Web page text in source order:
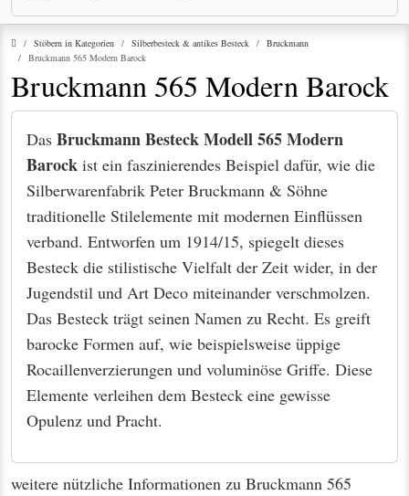
StartseiteStöbern in Kategorien Silberbesteck & antikes Besteck
Bruckmann
Bruckmann 565 Modern Barock
Bruckmann 565 Modern Barock
Das Bruckmann Besteck Modell 565 Modern
Barock ist ein faszinierendes Beispiel dafür, wie die
Silberwarenfabrik Peter Bruckmann & Söhne
traditionelle Stilelemente mit modernen Einflüssen
verband. Entworfen um 1914/15, spiegelt dieses
Besteck die stilistische Vielfalt der Zeit wider, in der
Jugendstil und Art Deco miteinander verschmolzen.
Das Besteck trägt seinen Namen zu Recht. Es greift
barocke Formen auf, wie beispielsweise üppige
Rocaillenverzierungen und voluminöse Griffe. Diese
Elemente verleihen dem Besteck eine gewisse
Opulenz und Pracht.
weitere nützliche Informationen zu Bruckmann 565